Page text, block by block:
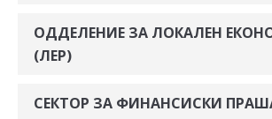
ОДДЕЛЕНИЕ ЗА ЛОКАЛЕН
(ЛЕР)
СЕКТОР ЗА ФИНАНСИСКИ